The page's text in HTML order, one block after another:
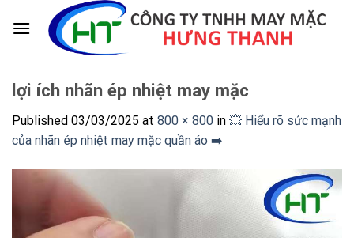
lợi ích nhãn ép nhiệt may mặc
Published 03/03/2025 at 800 × 800 in 💥 Hiểu rõ sức mạnh
của nhãn ép nhiệt may mặc quần áo ➡️